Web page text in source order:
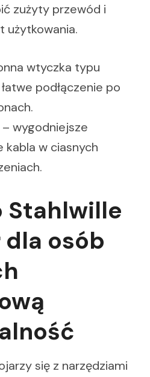
zużyty przewód i
użytkowania.
wtyczka typu
łatwe podłączenie po
– wygodniejsze
kabla w ciasnych
Stahlwille
osób
się z narzędziami